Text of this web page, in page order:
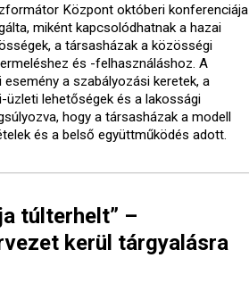
Központ októberi konferenciája
miként kapcsolódhatnak a hazai
a társasházak a közösségi
és -felhasználáshoz. A
esemény a szabályozási keretek, a
üzleti lehetőségek és a lakossági
hogy a társasházak a modell
és a belső együttműködés adott.
túlterhelt” –
kerül tárgyalásra